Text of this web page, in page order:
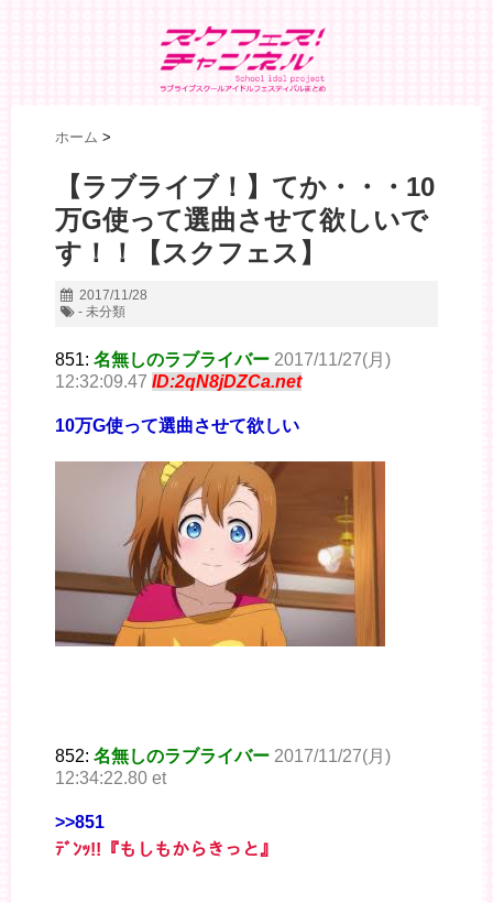
ホーム >
【ラブライブ！】てか・・・10
万G使って選曲させて欲しいで
す！！【スクフェス】
2017/11/28
- 未分類
851: 名無しのラブライバー 2017/11/27(月)
12:32:09.47 ID:2qN8jDZCa.net
10万G使って選曲させて欲しい
852: 名無しのラブライバー 2017/11/27(月)
12:34:22.80 et
>>851
ﾃﾞﾝｯ!!『もしもからきっと』